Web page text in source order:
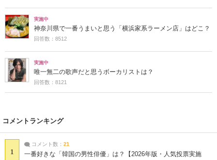
実施中
神奈川県で一番うまいと思う「横浜家系ラーメン店」はどこ？
回答数：8512
実施中
唯一無二の歌声だと思うボーカリストは？
回答数：8121
コメントランキング
1
コメント数： 21
一番好きな「韓国の男性俳優」は？【2026年版・人気投票実施